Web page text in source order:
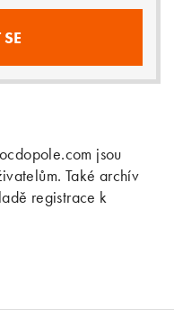
jsou
Také archív
registrace k